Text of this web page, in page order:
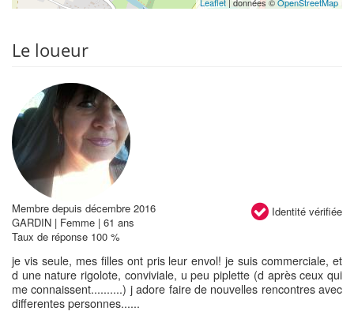
Le loueur
Identité vérifiée
Membre depuis décembre 2016
GARDIN | Femme | 61 ans
Taux de réponse 100 %
je vis seule, mes filles ont pris leur envol! je suis commerciale, et
d une nature rigolote, conviviale, u peu piplette (d après ceux qui
me connaissent..........) j adore faire de nouvelles rencontres avec
differentes personnes......